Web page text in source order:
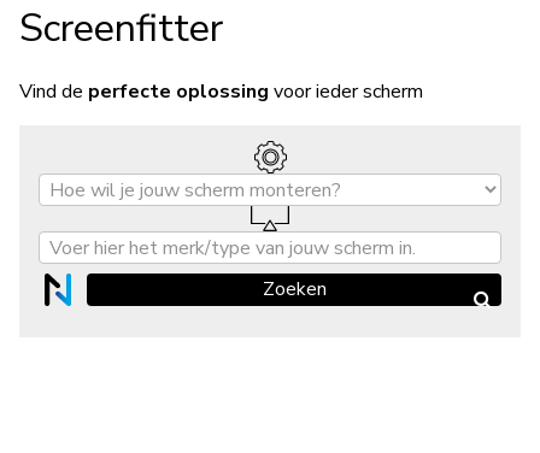
Screenfitter
Vind de perfecte oplossing voor ieder scherm
Zoeken